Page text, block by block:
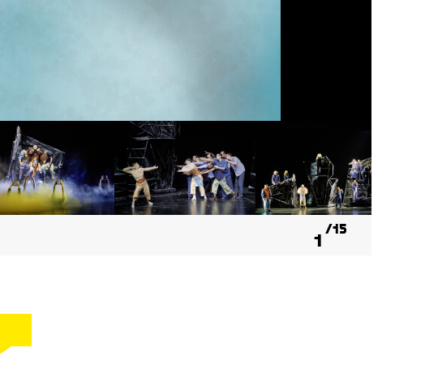
1
15